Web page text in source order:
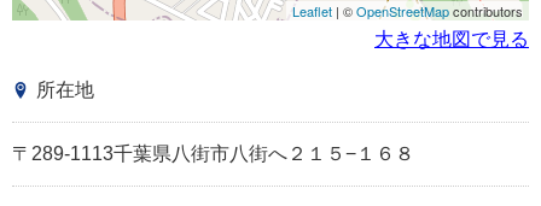
Leaflet | ©OpenStreetMapcontributors
大きな地図で見る
所在地
〒289-1113千葉県八街市八街へ２１５−１６８